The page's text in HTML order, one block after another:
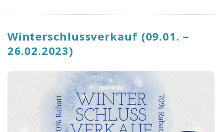
Winterschlussverkauf (09.01. –
26.02.2023)